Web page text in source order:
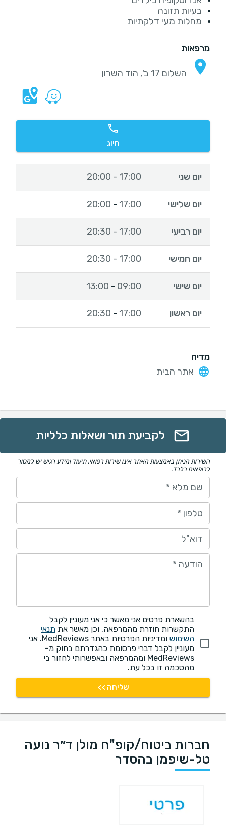
בעיות תזונה
מחלות מעי דלקתיות
מרפאות
השלום 17 ב', הוד השרון
חיוג
יום שני 17:00
-
20:00
יום שלישי 17:00
-
20:00
יום רביעי 17:00
-
20:30
יום חמישי 17:00
-
20:30
יום שישי 09:00
-
13:00
יום ראשון 17:00
-
20:30
מדיה
אתר הבית
לקביעת תור ושאלות כלליות
השירות הניתן באמצעות האתר אינו שירות רפואי. תיעוד ומידע רגיש יש למסור
לרופאים בלבד.
שם מלא *
טלפון *
דוא"ל
הודעה *
בהשארת פרטים אני מאשר כי אני מעוניין לקבל
התקשרות חוזרת מהמרפאה, וכן מאשר את תנאי
השימוש
ומדיניות הפרטיות באתר MedReviews. אני
מעוניין לקבל דברי פרסומת כהגדרתם בחוק מ-
MedReviews ומהמרפאה ובאפשרותי לחזור בי
מהסכמה זו בכל עת.
שליחה >>
חברות ביטוח/קופ"ח מולן ד״ר נועה
טל-שיפמן בהסדר